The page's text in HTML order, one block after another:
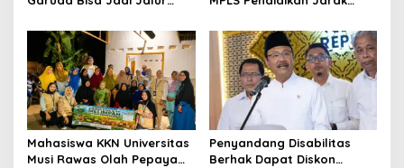
dan Perguruan Tinggi
Kemandirian Belajar
Mahasiswa KKN Universitas
Musi Rawas Olah Pepaya
Penyandang Disabilitas
Berhak Dapat Diskon